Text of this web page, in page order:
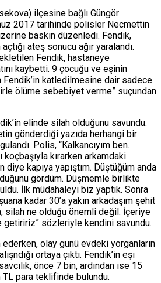
ilçesine bağlı Güngör
2017 tarihinde polisler Necmettin
baskın düzenledi. Fendik,
ateş sonucu ağır yaralandı.
Fendik, hastaneye
kaybetti. 9 çocuğu ve eşinin
katledilmesine dair sadece
ölüme sebebiyet verme” suçundan
elinde silah olduğunu savundu.
gönderdiği yazıda herhangi bir
Polis, “Kalkancıyım ben.
koçbaşıyla kırarken arkamdaki
kapıya yapıştım. Düştüğüm anda
gördüm. Düşmemle birlikte
İlk müdahaleyi biz yaptık. Sonra
kadar 30’a yakın arkadaşım şehit
silah ne olduğu önemli değil. İçeriye
getiririz” sözleriyle kendini savundu.
olay günü evdeki yorganların
ortaya çıktı. Fendik’in eşi
önce 7 bin, ardından ise 15
para teklifinde bulundu.